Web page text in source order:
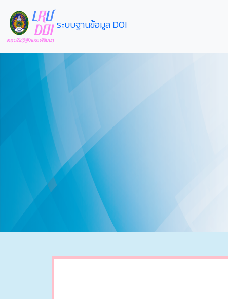
ระบบฐานข้อมูล DOI